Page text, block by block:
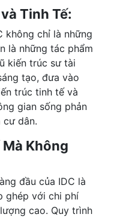
Tinh Tế:
không chỉ là những
là những tác phẩm
kiến trúc sư tài
tạo, đưa vào
trúc tinh tế và
gian sống phản
cư dân.
Không
đầu của IDC là
ghép với chi phí
cao. Quy trình